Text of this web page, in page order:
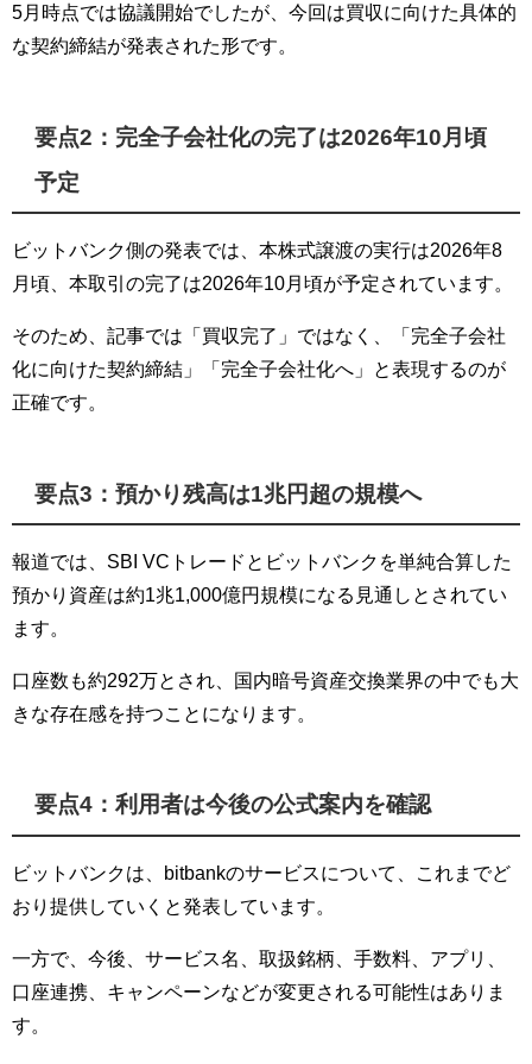
5月時点では協議開始でしたが、今回は買収に向けた具体的
な契約締結が発表された形です。
要点2：完全子会社化の完了は2026年10月頃
予定
ビットバンク側の発表では、本株式譲渡の実行は2026年8
月頃、本取引の完了は2026年10月頃が予定されています。
そのため、記事では「買収完了」ではなく、「完全子会社
化に向けた契約締結」「完全子会社化へ」と表現するのが
正確です。
要点3：預かり残高は1兆円超の規模へ
報道では、SBI VCトレードとビットバンクを単純合算した
預かり資産は約1兆1,000億円規模になる見通しとされてい
ます。
口座数も約292万とされ、国内暗号資産交換業界の中でも大
きな存在感を持つことになります。
要点4：利用者は今後の公式案内を確認
ビットバンクは、bitbankのサービスについて、これまでど
おり提供していくと発表しています。
一方で、今後、サービス名、取扱銘柄、手数料、アプリ、
口座連携、キャンペーンなどが変更される可能性はありま
す。